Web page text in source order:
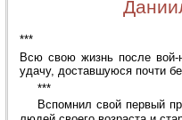
***
Всю свою жизнь после
удачу, доставшуюся почти
***
Вспомнил свой первый